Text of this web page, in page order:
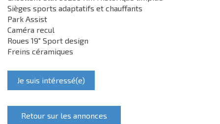
Sièges sports adaptatifs et chauffants
Park Assist
Caméra recul
Roues 19" Sport design
Freins céramiques
Je suis intéressé(e)
Retour sur les annonces